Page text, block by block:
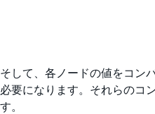
そして、各ノードの値をコン
必要になります。それらのコ
す。